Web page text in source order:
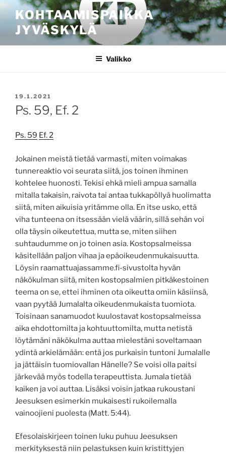
sisältöönKOHTAAMISPAIKKA
JYVÄSKYLÄ
Valikko
JULKAISTU
19.1.2021
Ps. 59, Ef. 2
Ps. 59 Ef. 2
Jokainen meistä tietää varmasti, miten voimakas
tunnereaktio voi seurata siitä, jos toinen ihminen
kohtelee huonosti. Tekisi ehkä mieli ampua samalla
mitalla takaisin, raivota tai antaa tukkapöllyä huolimatta
siitä, miten aikuisia yritämme olla. En itse usko, että
viha tunteena on itsessään vielä väärin, sillä sehän voi
olla täysin oikeutettua, mutta se, miten siihen
suhtaudumme on jo toinen asia. Kostopsalmeissa
käsitellään paljon vihaa ja epäoikeudenmukaisuutta.
Löysin raamattuajassamme.fi-sivustolta hyvän
näkökulman siitä, miten kostopsalmien pitkäkestoinen
teema on se, ettei ihminen ota oikeutta omiin käsiinsä,
vaan pyytää Jumalalta oikeudenmukaista tuomiota.
Toisinaan sanamuodot kuulostavat kostopsalmeissa
aika ehdottomilta ja kohtuuttomilta, mutta netistä
löytämäni näkökulma auttaa mielestäni soveltamaan
ydintä arkielämään: entä jos purkaisin tuntoni Jumalalle
ja jättäisin tuomiovallan Hänelle? Se voisi olla paitsi
järkevää myös todella terapeuttista. Jumala tietää
kaiken ja voi auttaa. Lisäksi voisin jatkaa rukoustani
Jeesuksen esimerkin mukaisesti rukoilemalla
vainoojieni puolesta (Matt. 5:44).
Efesolaiskirjeen toinen luku puhuu Jeesuksen
merkityksestä niin pelastuksen kuin kristittyjen